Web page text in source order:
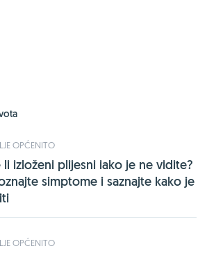
OPĆENITO
li izloženi plijesni iako je ne vidite?
simptome i saznajte kako je
OPĆENITO